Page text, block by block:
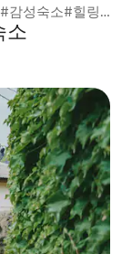
감성숙소#힐링
소